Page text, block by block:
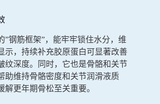
”钢筋框架”，能牢牢锁住水分，维
示，持续补充胶原蛋白可显著改善
纹深度。同时，它也是骨骼和关节
助维持骨骼密度和关节润滑液质
解更年期骨松至关重要。